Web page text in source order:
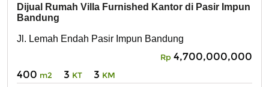
Dijual Rumah Villa Furnished Kantor di Pasir Impun
Bandung
Jl. Lemah Endah Pasir Impun Bandung
Rp 4,700,000,000
400 m2 3 KT 3 KM